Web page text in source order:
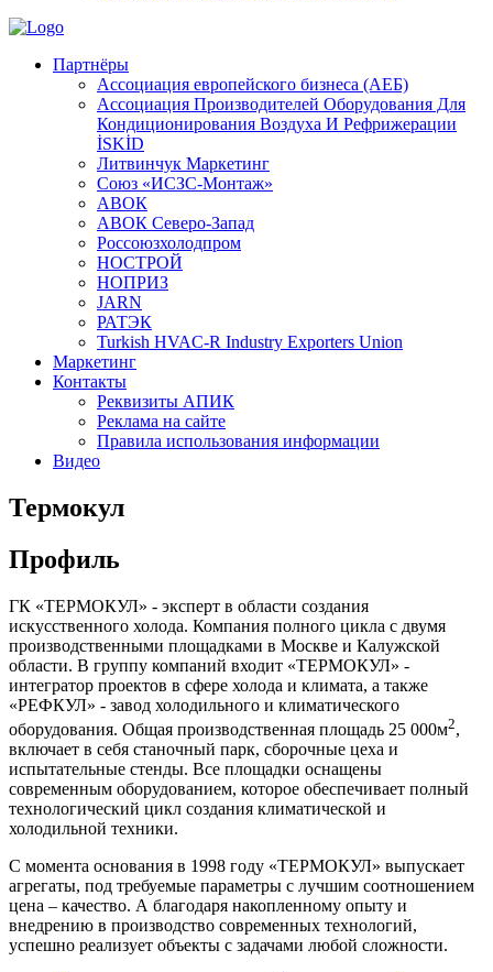
Партнёры
Ассоциация европейского бизнеса (АЕБ)
Aссоциация Производителей Оборудования Для
Кондиционирования Воздуха И Рефрижерации
İSKİD
Литвинчук Маркетинг
Союз «ИСЗС-Монтаж»
АВОК
АВОК Северо-Запад
Россоюзхолодпром
НОСТРОЙ
НОПРИЗ
JARN
РАТЭК
Turkish HVAC-R Industry Exporters Union
Маркетинг
Контакты
Реквизиты АПИК
Реклама на сайте
Правила использования информации
Видео
Термокул
Профиль
ГК «ТЕРМОКУЛ» - эксперт в области создания
искусственного холода. Компания полного цикла с двумя
производственными площадками в Москве и Калужской
области. В группу компаний входит «ТЕРМОКУЛ» -
интегратор проектов в сфере холода и климата, а также
«РЕФКУЛ» - завод холодильного и климатического
оборудования. Общая производственная площадь 25 000м2,
включает в себя станочный парк, сборочные цеха и
испытательные стенды. Все площадки оснащены
современным оборудованием, которое обеспечивает полный
технологический цикл создания климатической и
холодильной техники.
С момента основания в 1998 году «ТЕРМОКУЛ» выпускает
агрегаты, под требуемые параметры с лучшим соотношением
цена – качество. А благодаря накопленному опыту и
внедрению в производство современных технологий,
успешно реализует объекты с задачами любой сложности.